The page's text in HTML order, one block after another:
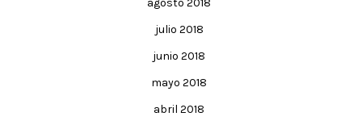
agosto 2018
julio 2018
junio 2018
mayo 2018
abril 2018